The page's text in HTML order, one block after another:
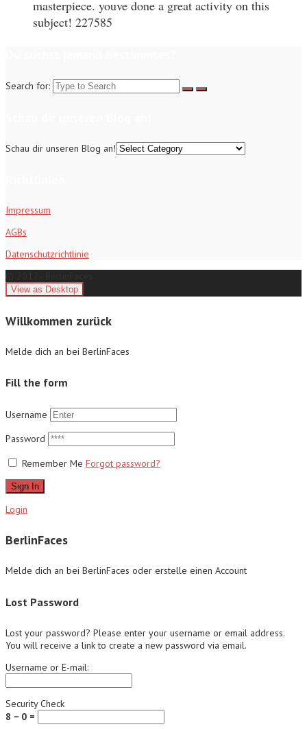
masterpiece. youve done a great activity on this
subject! 227585
Search for:
Schau dir unseren Blog an!
Impressum
AGBs
Datenschutzrichtlinie
Willkommen zurück
Melde dich an bei BerlinFaces
Fill the form
Username
Password
Remember Me Forgot password?
Sign In
Login
BerlinFaces
Melde dich an bei BerlinFaces oder erstelle einen Account
Lost Password
Lost your password? Please enter your username or email address.
You will receive a link to create a new password via email.
Username or E-mail:
Security Check
8 − 0 =